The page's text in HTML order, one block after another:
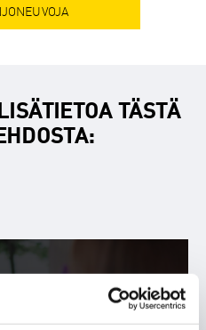
TÄSTÄ
YouTube- sisällön. Aktivoimalla
voidaan tallentaa YouTuben